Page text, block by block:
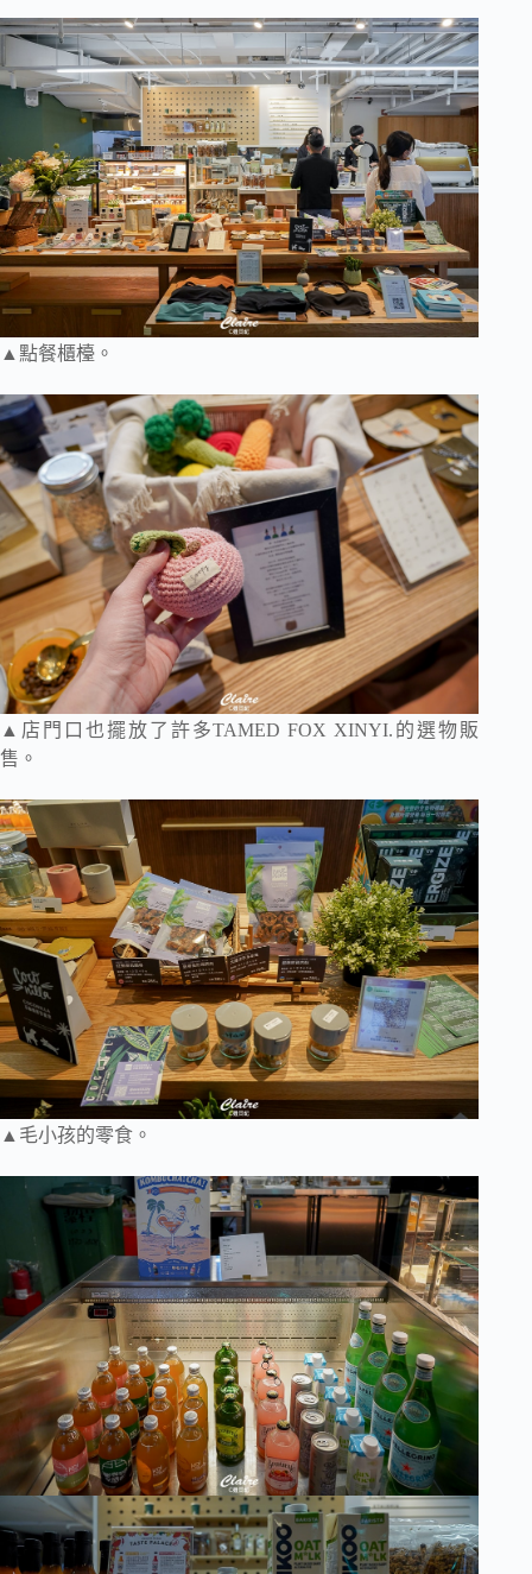
▲點餐櫃檯。
▲店門口也擺放了許多TAMED FOX XINYI.的選物販
售。
▲毛小孩的零食。